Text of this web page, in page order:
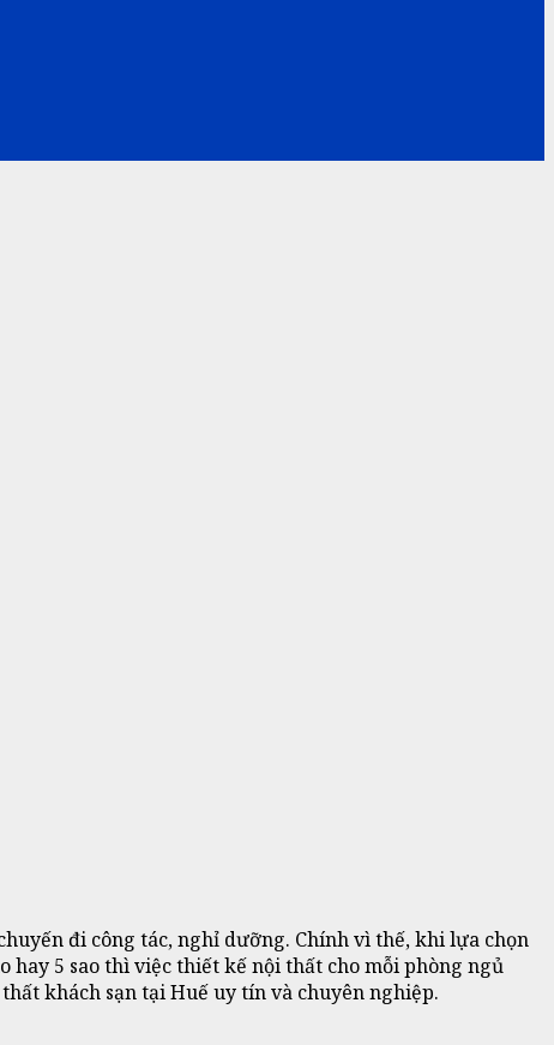
đi công tác, nghỉ dưỡng. Chính vì thế, khi lựa chọn
hay 5 sao thì việc thiết kế nội thất cho mỗi phòng ngủ
khách sạn tại Huế uy tín và chuyên nghiệp.